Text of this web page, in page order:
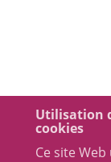
Utilisation
cookies
Ce site